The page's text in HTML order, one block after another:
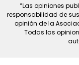
“Las opiniones
responsabilidad de
opinión de la
Todas las